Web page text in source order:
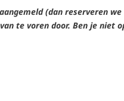
(dan reserveren
te voren door. Ben je niet